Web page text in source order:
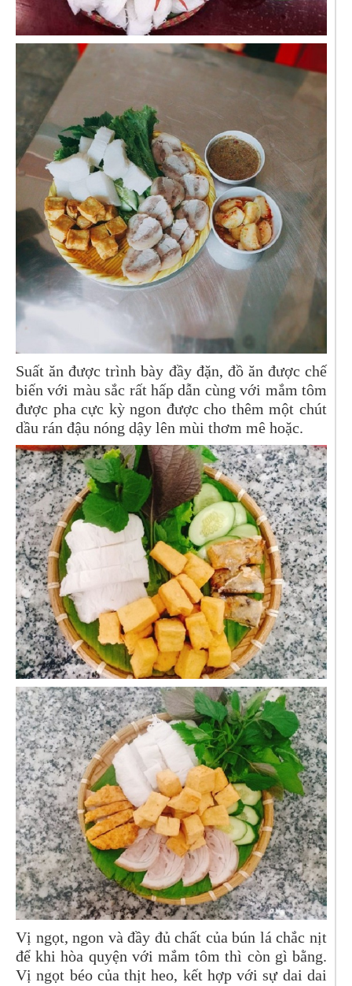
Suất ăn được trình bày đầy đặn, đồ ăn được chế
biến với màu sắc rất hấp dẫn cùng với mắm tôm
được pha cực kỳ ngon được cho thêm một chút
dầu rán đậu nóng dậy lên mùi thơm mê hoặc.
Vị ngọt, ngon và đầy đủ chất của bún lá chắc nịt
để khi hòa quyện với mắm tôm thì còn gì bằng.
Vị ngọt béo của thịt heo, kết hợp với sự dai dai